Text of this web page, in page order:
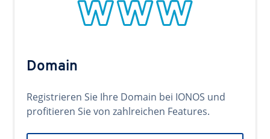
Domain
Registrieren Sie Ihre Domain bei IONOS und
profitieren Sie von zahlreichen Features.